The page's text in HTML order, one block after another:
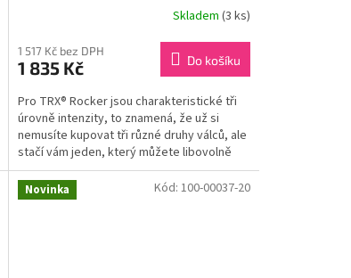
Skladem (3 ks)
1 517 Kč bez DPH
1 835 Kč Do košíku
Pro TRX® Rocker jsou charakteristické tři
úrovně intenzity, to znamená, že už si
nemusíte kupovat tři různé druhy válců, ale
stačí vám jeden, který můžete libovolně
využívat dle...
Novinka Kód: 100-00037-20